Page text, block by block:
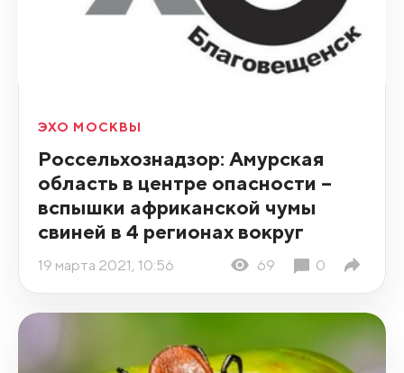
ЭХО МОСКВЫ
Россельхознадзор: Амурская
область в центре опасности –
вспышки африканской чумы
свиней в 4 регионах вокруг
19 марта 2021, 10:56 69 0